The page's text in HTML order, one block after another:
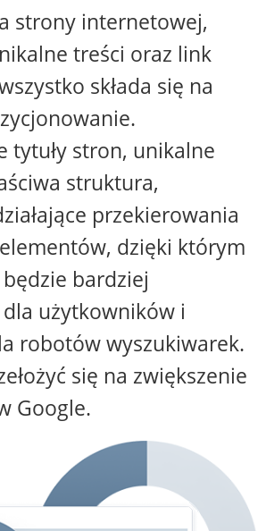
strony internetowej,
treści oraz link
składa się na
tytuły stron, unikalne
struktura,
przekierowania
dzięki którym
bardziej
użytkowników i
robotów wyszukiwarek.
się na zwiększenie
Google.